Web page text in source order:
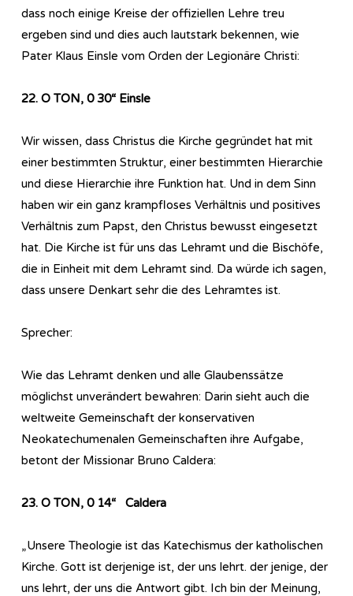
dass noch einige Kreise der offiziellen Lehre treu
ergeben sind und dies auch lautstark bekennen, wie
Pater Klaus Einsle vom Orden der Legionäre Christi:
22. O TON, 0 30“ Einsle
Wir wissen, dass Christus die Kirche gegründet hat mit
einer bestimmten Struktur, einer bestimmten Hierarchie
und diese Hierarchie ihre Funktion hat. Und in dem Sinn
haben wir ein ganz krampfloses Verhältnis und positives
Verhältnis zum Papst, den Christus bewusst eingesetzt
hat. Die Kirche ist für uns das Lehramt und die Bischöfe,
die in Einheit mit dem Lehramt sind. Da würde ich sagen,
dass unsere Denkart sehr die des Lehramtes ist.
Sprecher:
Wie das Lehramt denken und alle Glaubenssätze
möglichst unverändert bewahren: Darin sieht auch die
weltweite Gemeinschaft der konservativen
Neokatechumenalen Gemeinschaften ihre Aufgabe,
betont der Missionar Bruno Caldera:
23. O TON, 0 14“ Caldera
„Unsere Theologie ist das Katechismus der katholischen
Kirche. Gott ist derjenige ist, der uns lehrt. der jenige, der
uns lehrt, der uns die Antwort gibt. Ich bin der Meinung,